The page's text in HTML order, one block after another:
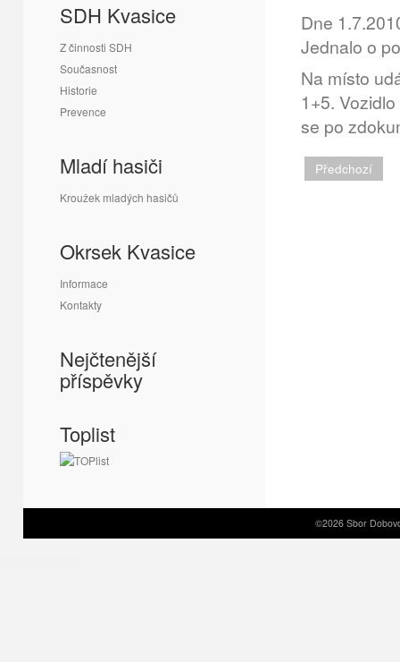
SDH Kvasice
Z činnosti SDH
Současnost
Historie
Prevence
Mladí hasiči
Kroužek mladých hasičů
Okrsek Kvasice
Informace
Kontakty
Nejčtenější
příspěvky
Toplist
Dne
Jednalo o
Na místo
1+5.
se po
Předchozí
©2026 Sbor